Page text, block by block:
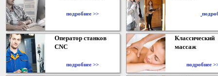
подробнее >>
Оператор станков
CNC
подробнее >>
Классический
массаж
подробнее